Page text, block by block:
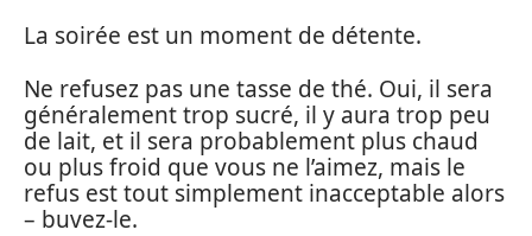
La soirée est un moment de détente.
Ne refusez pas une tasse de thé. Oui, il sera
généralement trop sucré, il y aura trop peu
de lait, et il sera probablement plus chaud
ou plus froid que vous ne l’aimez, mais le
refus est tout simplement inacceptable alors
– buvez-le.